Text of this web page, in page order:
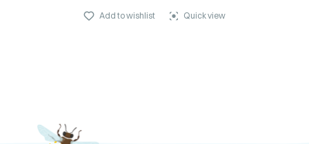
Add to wishlist Quick view